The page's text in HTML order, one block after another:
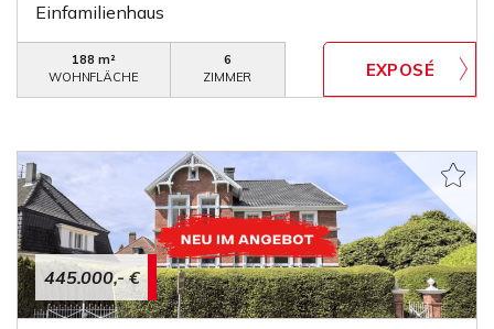
Einfamilienhaus
188 m²
WOHNFLÄCHE
6
ZIMMER
445.000,- €